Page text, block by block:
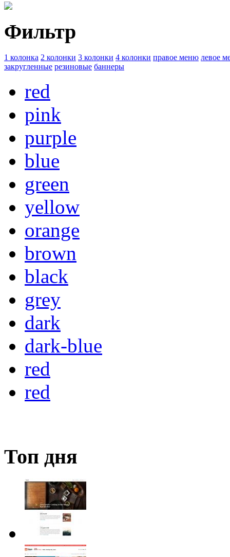
Фильтр
1 колонка 2 колонки 3 колонки 4 колонки правое меню левое
закругленные резиновые баннеры
red
pink
purple
blue
green
yellow
orange
brown
black
grey
dark
dark-blue
red
red
Топ дня